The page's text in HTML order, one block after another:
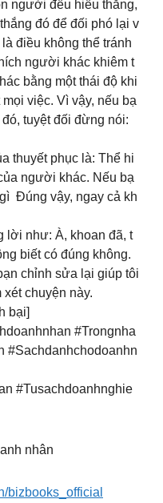
người đều hiếu thắng,
đó để đối phó lại v
điều không thể tránh
người khác khiêm t
bằng một thái độ khi
việc. Vì vậy, nếu bạ
tuyệt đối đừng nói:
thuyết phục là: Thể hi
người khác. Nếu bạ
Đúng vậy, ngay cả kh
lời như: À, khoan đã, t
biết có đúng không.
chỉnh sửa lại giúp tôi
chuyện này.
bại]
#Trongnha
#Sachdanhchodoanhn
#Tusachdoanhnghie
nhân
bizbooks_official